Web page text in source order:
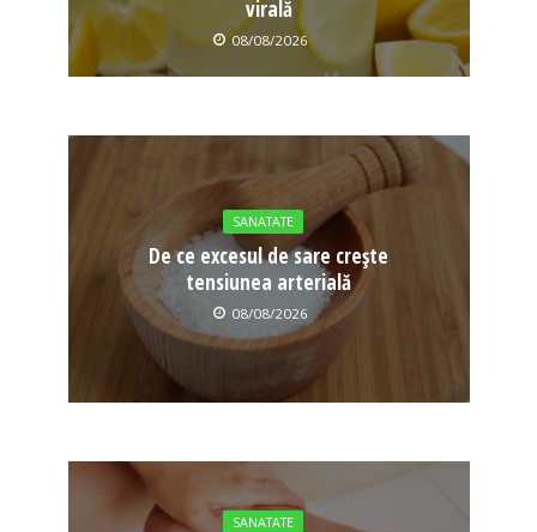
virală
08/08/2026
SANATATE
De ce excesul de sare crește
tensiunea arterială
08/08/2026
SANATATE